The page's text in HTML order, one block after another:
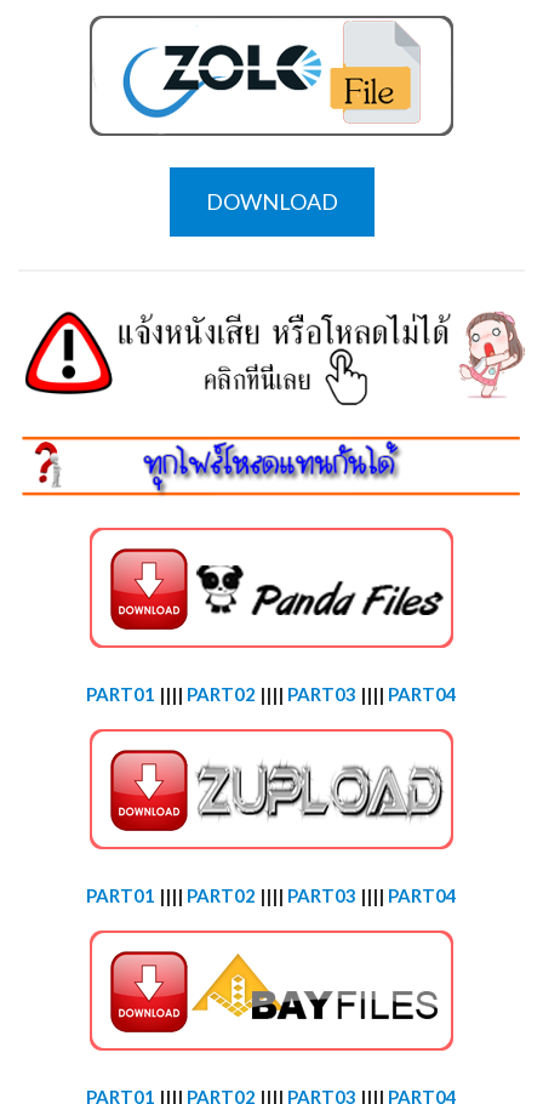
DOWNLOAD
PART01 |||| PART02 |||| PART03 |||| PART04
PART01 |||| PART02 |||| PART03 |||| PART04
PART01 |||| PART02 |||| PART03 |||| PART04